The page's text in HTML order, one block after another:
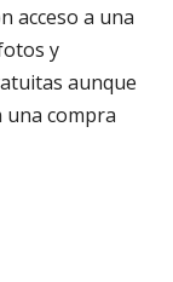
acceso a una
y
aunque
compra